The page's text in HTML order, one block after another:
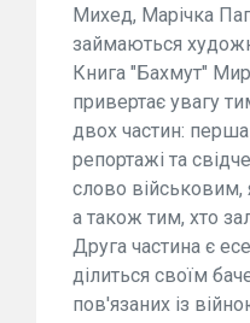
Михед, Марічка
займаються
Книга "Бахмут"
привертає увагу
двох частин: перша
репортажі та
слово військовим,
а також тим, хто
Друга частина є
ділиться своїм
пов'язаних із